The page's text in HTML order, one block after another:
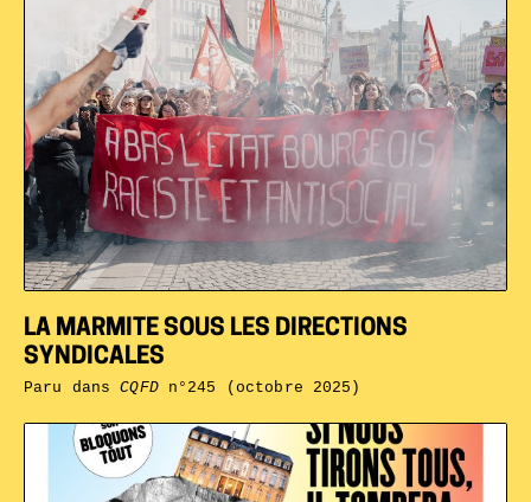
LA MARMITE SOUS LES DIRECTIONS
SYNDICALES
Paru dansCQFDn°245 (octobre 2025)